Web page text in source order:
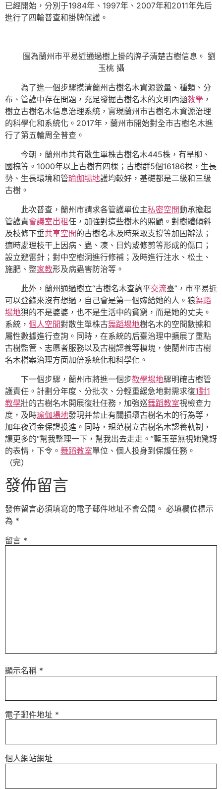
已經開始，分別于1984年、1997年、2007年和2011年先后
進行了四輪普查和掛牌保護。
圖為蘭州市平易近通過樹上掛的牌子清楚古樹信息。 劉
玉桃 攝
為了進一個步驟摸清蘭州古樹名木資源數量、種類、分
布、管護中存在問題，充足發掘古樹名木的文明內涵教學 ，
樹立古樹名木信息治理系統，實現蘭州市古樹名木資源治理
的科學化和系統化。2017年，蘭州市開始對全市古樹名木進
行了第五輪周全普查。
今朝，蘭州市共有散生單株古樹名木445株，有旱柳、
國槐等。1000年以上古樹有四棵；古樹群5個16186棵，生長
勢、生長環境和管瑜伽場地護均較好，基礎都是二級和三級
古樹。
此次普查，蘭州市請求各管護單位主私密空間動承擔起
管護責會議室出租任，加強對這些樹木的照顧。對樹體傾斜
及枝條下垂共享空間的古樹名木及時采取支撐等加固辦法；
適時處理枝干上因病、蟲、凍、日灼或修剪等形成的傷口；
設立避雷針；對中空樹洞進行修補；及時進行注水、松土、
施肥、整家教形及病蟲害防治等。
此外，蘭州通過樹立“古樹名木查詢平交流臺”，市平易近
可以登錄來沒有想過，自己會是第一個嫁給她的人。狼舞蹈
場地狽的不是婆婆，也不是生活中的貧窮，而是她的丈夫。
系統， 個人空間對散生單株古舞蹈場地樹名木的空間數據和
屬性數據進行查詢。同時，在系統的后臺治理中擴展了重點
古樹監管、志愿者服務以及古樹認養等模塊，使蘭州市古樹
名木檔案治理方面加倍系統化和科學化。
下一個步驟，蘭州市將進一個步教學場地驟明確古樹管
護責任。計劃分年度、分批次、分輕重緩急地對需求復1對1
教學壯的古樹名木開展復壯任務，加強巡舞蹈教室視檢查力
度，及時瑜伽場地發現并禁止有關損壞古樹名木的行為等，
加年夜資金保證投進。同時，規范樹立古樹名木認養軌制，
讓更多的“幫我整理一下，幫我出去走走。”藍玉華無視她驚訝
的表情，下令。 舞蹈教室單位、個人投身到保護任務。
（完）
發佈留言
發佈留言必須填寫的電子郵件地址不會公開。 必填欄位標示
為 *
留言 *
顯示名稱 *
電子郵件地址 *
個人網站網址